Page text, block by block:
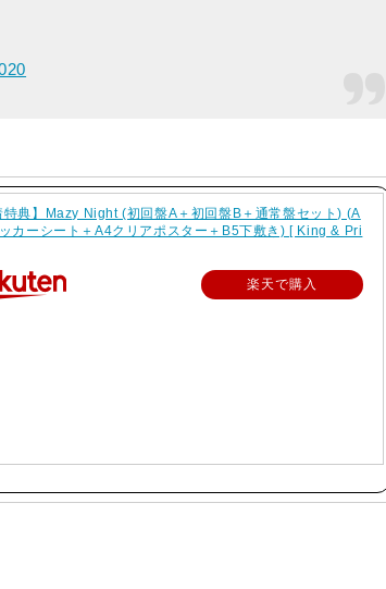
特典】Mazy Night (初回盤A＋初回盤B＋通常盤セット) (A
カーシート＋A4クリアポスター＋B5下敷き) [ King & Pri
楽天で購入